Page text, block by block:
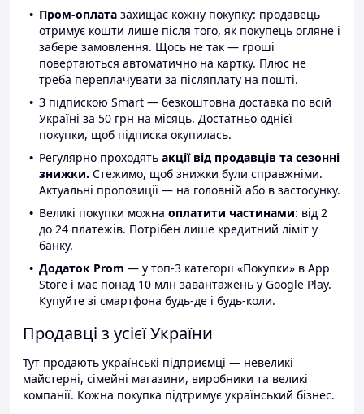
Пром-оплата захищає кожну покупку: продавець
отримує кошти лише після того, як покупець огляне і
забере замовлення. Щось не так — гроші
повертаються автоматично на картку. Плюс не
треба переплачувати за післяплату на пошті.
З підпискою Smart — безкоштовна доставка по всій
Україні за 50 грн на місяць. Достатньо однієї
покупки, щоб підписка окупилась.
Регулярно проходять акції від продавців та сезонні
знижки. Стежимо, щоб знижки були справжніми.
Актуальні пропозиції — на головній або в застосунку.
Великі покупки можна оплатити частинами: від 2
до 24 платежів. Потрібен лише кредитний ліміт у
банку.
Додаток Prom — у топ-3 категорії «Покупки» в App
Store і має понад 10 млн завантажень у Google Play.
Купуйте зі смартфона будь-де і будь-коли.
Продавці з усієї України
Тут продають українські підприємці — невеликі
майстерні, сімейні магазини, виробники та великі
компанії. Кожна покупка підтримує український бізнес.